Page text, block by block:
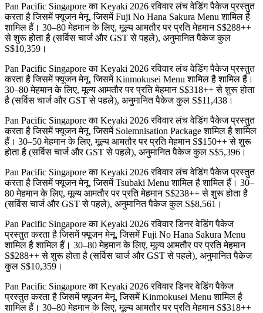
Pan Pacific Singapore का Keyaki 2026 रविवार लंच वेडिंग पैकेज प्रस्तुत
करता है जिसमें फ्यूजन मेनू, जिसमें Fuji No Hana Sakura Menu शामिल है
शामिल हैं। 30–80 मेहमान के लिए, मूल्य आमतौर पर प्रति मेहमान S$288++
से शुरू होता है (सर्विस चार्ज और GST से पहले), अनुमानित पैकेज कुल
S$10,359।
Pan Pacific Singapore का Keyaki 2026 रविवार लंच वेडिंग पैकेज प्रस्तुत
करता है जिसमें फ्यूजन मेनू, जिसमें Kinmokusei Menu शामिल है शामिल हैं।
30–80 मेहमान के लिए, मूल्य आमतौर पर प्रति मेहमान S$318++ से शुरू होता
है (सर्विस चार्ज और GST से पहले), अनुमानित पैकेज कुल S$11,438।
Pan Pacific Singapore का Keyaki 2026 रविवार लंच वेडिंग पैकेज प्रस्तुत
करता है जिसमें फ्यूजन मेनू, जिसमें Solemnisation Package शामिल है शामिल
हैं। 30–50 मेहमान के लिए, मूल्य आमतौर पर प्रति मेहमान S$150++ से शुरू
होता है (सर्विस चार्ज और GST से पहले), अनुमानित पैकेज कुल S$5,396।
Pan Pacific Singapore का Keyaki 2026 रविवार लंच वेडिंग पैकेज प्रस्तुत
करता है जिसमें फ्यूजन मेनू, जिसमें Tsubaki Menu शामिल है शामिल हैं। 30–
80 मेहमान के लिए, मूल्य आमतौर पर प्रति मेहमान S$238++ से शुरू होता है
(सर्विस चार्ज और GST से पहले), अनुमानित पैकेज कुल S$8,561।
Pan Pacific Singapore का Keyaki 2026 रविवार डिनर वेडिंग पैकेज
प्रस्तुत करता है जिसमें फ्यूजन मेनू, जिसमें Fuji No Hana Sakura Menu
शामिल है शामिल हैं। 30–80 मेहमान के लिए, मूल्य आमतौर पर प्रति मेहमान
S$288++ से शुरू होता है (सर्विस चार्ज और GST से पहले), अनुमानित पैकेज
कुल S$10,359।
Pan Pacific Singapore का Keyaki 2026 रविवार डिनर वेडिंग पैकेज
प्रस्तुत करता है जिसमें फ्यूजन मेनू, जिसमें Kinmokusei Menu शामिल है
शामिल हैं। 30–80 मेहमान के लिए, मूल्य आमतौर पर प्रति मेहमान S$318++